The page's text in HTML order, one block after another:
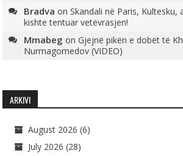
Bradva onSkandali në Paris, Kultesku,
kishte tentuar vetëvrasjen!
Mmabeg onGjejnë pikën e dobët të
Nurmagomedov (VIDEO)
ARKIVI
August 2026 (6)
July 2026 (28)